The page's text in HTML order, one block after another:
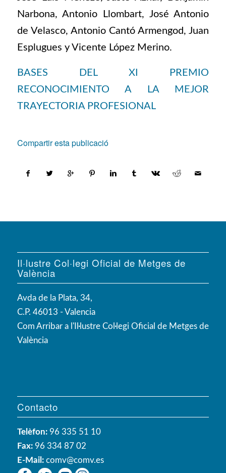
Narbona, Antonio Llombart, José Antonio
de Velasco, Antonio Cantó Armengod, Juan
Esplugues y Vicente López Merino.
BASES DEL XI PREMIO
RECONOCIMIENTO A LA MEJOR
TRAYECTORIA PROFESIONAL
Compartir esta publicació
Il·lustre Col·legi Oficial de Metges de
València
Avda de la Plata, 34,
C.P. 46013 - Valencia
Com Arribar a l'Il·lustre Col·legi Oficial de Metges de
València
Contacto
Telèfon: 96 335 51 10
Fax:96 334 87 02
E-Mail: comv@comv.es